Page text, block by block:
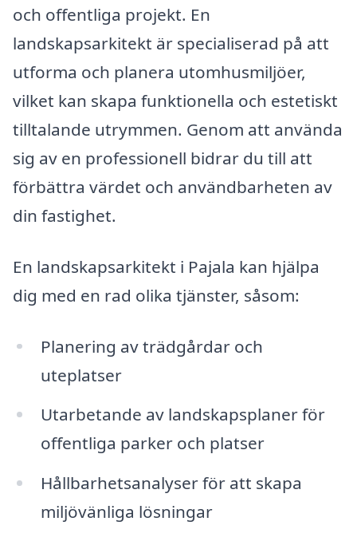
och offentliga projekt. En
landskapsarkitekt är specialiserad på att
utforma och planera utomhusmiljöer,
vilket kan skapa funktionella och estetiskt
tilltalande utrymmen. Genom att använda
sig av en professionell bidrar du till att
förbättra värdet och användbarheten av
din fastighet.
En landskapsarkitekt i Pajala kan hjälpa
dig med en rad olika tjänster, såsom:
Planering av trädgårdar och
uteplatser
Utarbetande av landskapsplaner för
offentliga parker och platser
Hållbarhetsanalyser för att skapa
miljövänliga lösningar